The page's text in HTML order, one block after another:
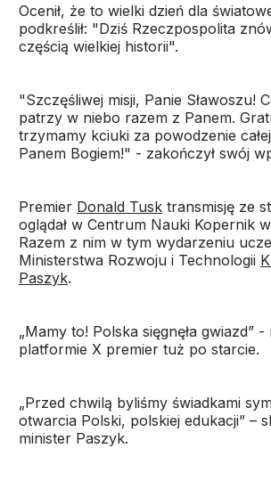
Ocenił, że to wielki dzień dla
podkreślił: "Dziś Rzeczpospolita
częścią wielkiej historii".
"Szczęśliwej misji, Panie Sławoszu!
patrzy w niebo razem z Panem.
trzymamy kciuki za powodzenie
Panem Bogiem!" - zakończył swój
Premier Donald Tusk transmisję ze
oglądał w Centrum Nauki Kopernik
Razem z nim w tym wydarzeniu
Ministerstwa Rozwoju i Technologii
Paszyk.
„Mamy to! Polska sięgnęła gwiazd” -
platformie X premier tuż po starcie.
„Przed chwilą byliśmy świadkami
otwarcia Polski, polskiej edukacji” –
minister Paszyk.